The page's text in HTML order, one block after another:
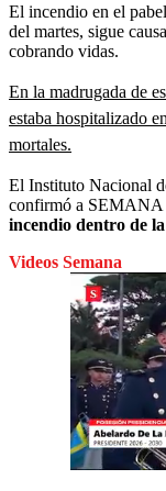
El incendio en el
del martes, sigue
cobrando vidas.
En la madrugada de
estaba hospitalizado
mortales.
El Instituto Nacional
confirmó a SEMANA
incendio dentro de
Videos Semana